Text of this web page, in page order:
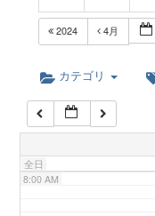
2024 4月
カテゴリ
全日
5:00 AM
6:00 AM
7:00 AM
8:00 AM